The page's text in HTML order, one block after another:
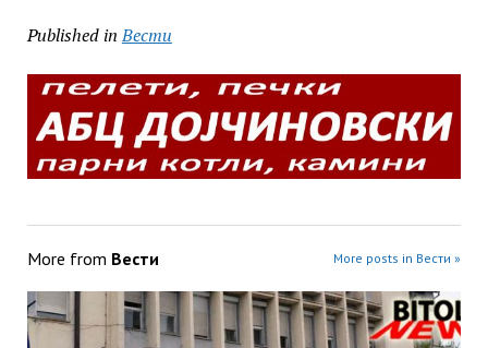
Published in Вести
More from Вести More posts in Вести »